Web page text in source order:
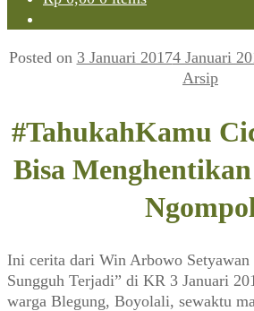
Posted on 3 Januari 20174 Januari
Arsip
#TahukahKamu
Bisa
Ini cerita dari Win Arbowo
Sungguh Terjadi” di KR 3 Januari
warga Blegung, Boyolali, sewaktu